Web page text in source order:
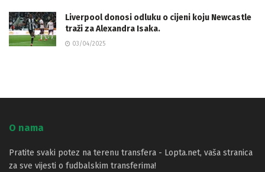
Liverpool donosi odluku o cijeni koju Newcastle
traži za Alexandra Isaka.
03/04/2025
O nama
Pratite svaki potez na terenu transfera - Lopta.net, vaša stranica
za sve vijesti o fudbalskim transferima!